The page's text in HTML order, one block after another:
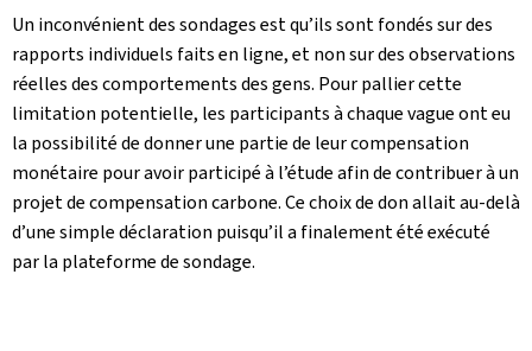
Un inconvénient des sondages est qu’ils sont fondés sur des
rapports individuels faits en ligne, et non sur des observations
réelles des comportements des gens. Pour pallier cette
limitation potentielle, les participants à chaque vague ont eu
la possibilité de donner une partie de leur compensation
monétaire pour avoir participé à l’étude afin de contribuer à un
projet de compensation carbone. Ce choix de don allait au-delà
d’une simple déclaration puisqu’il a finalement été exécuté
par la plateforme de sondage.